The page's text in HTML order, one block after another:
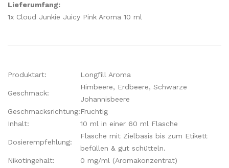
Lieferumfang:
1x Cloud Junkie Juicy Pink Aroma 10 ml
Produktart: Longfill Aroma
Geschmack:
Himbeere, Erdbeere, Schwarze
Johannisbeere
Geschmacksrichtung:Fruchtig
Inhalt:
10 ml in einer 60 ml Flasche
Dosierempfehlung:
Flasche mit Zielbasis bis zum Etikett
befüllen & gut schütteln.
Nikotingehalt:
0 mg/ml (Aromakonzentrat)